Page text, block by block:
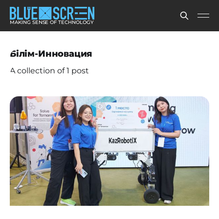
MAKING SENSE OF TECHNOLOGY
Білім-Инновация
A collection of 1 post